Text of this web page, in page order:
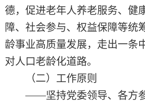
德，促进老年人养老服务、健
障、社会参与、权益保障等统
龄事业高质量发展，走出一条
对人口老龄化道路。
（二）工作原则
——坚持党委领导、各方